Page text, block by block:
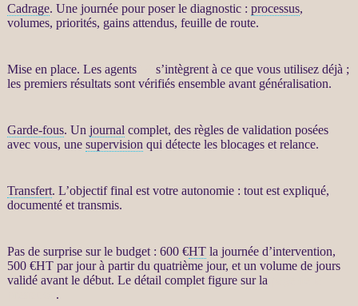
Cadrage. Une journée pour poser le diagnostic : processus,
volumes, priorités, gains attendus, feuille de route.
Mise en place. Les agents
s’intègrent à ce que vous utilisez déjà ;
les premiers résultats sont vérifiés ensemble avant généralisation.
Garde-fous. Un journal complet, des règles de validation posées
avec vous, une supervision qui détecte les blocages et relance.
Transfert. L’objectif final est votre autonomie : tout est expliqué,
documenté et transmis.
Pas de surprise sur le budget : 600 €HTla journée d’intervention,
500 €HTpar jour à partir du quatrième jour, et un volume de jours
validé avant le début. Le détail complet figure sur la
.